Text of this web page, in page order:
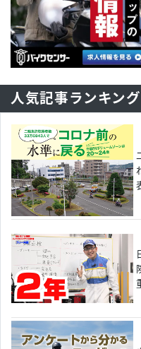
人気記事ランキング